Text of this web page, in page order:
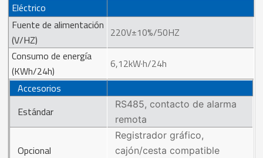
Eléctrico
Fuente de alimentación
(V/HZ)
220V±10%/50HZ
Consumo de energía
(KWh/24h)
6,12kW·h/24h
Accesorios
Estándar
RS485, contacto de alarma
remota
Opcional
Registrador gráfico,
cajón/cesta compatible